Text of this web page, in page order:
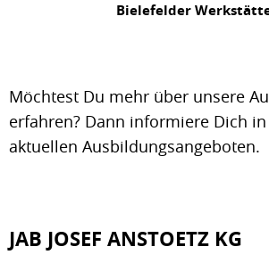
Bielefelder
Möchtest Du mehr über unsere
erfahren? Dann informiere Dich
aktuellen Ausbildungsangeboten.
JAB JOSEF ANSTOETZ KG